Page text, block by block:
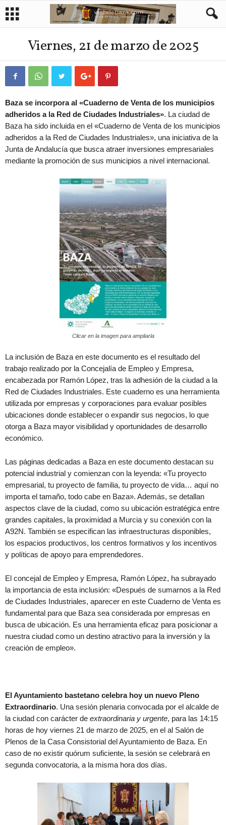
Viernes, 21 de marzo de 2025
Baza se incorpora al «Cuaderno de Venta de los municipios
adheridos a la Red de Ciudades Industriales». La ciudad de
Baza ha sido incluida en el «Cuaderno de Venta de los municipios
adheridos a la Red de Ciudades Industriales», una iniciativa de la
Junta de Andalucía que busca atraer inversiones empresariales
mediante la promoción de sus municipios a nivel internacional.
Clicar en la imagen para ampliarla
La inclusión de Baza en este documento es el resultado del
trabajo realizado por la Concejalía de Empleo y Empresa,
encabezada por Ramón López, tras la adhesión de la ciudad a la
Red de Ciudades Industriales. Este cuaderno es una herramienta
utilizada por empresas y corporaciones para evaluar posibles
ubicaciones donde establecer o expandir sus negocios, lo que
otorga a Baza mayor visibilidad y oportunidades de desarrollo
económico.
Las páginas dedicadas a Baza en este documento destacan su
potencial industrial y comienzan con la leyenda: «Tu proyecto
empresarial, tu proyecto de familia, tu proyecto de vida… aquí no
importa el tamaño, todo cabe en Baza». Además, se detallan
aspectos clave de la ciudad, como su ubicación estratégica entre
grandes capitales, la proximidad a Murcia y su conexión con la
A92N. También se especifican las infraestructuras disponibles,
los espacios productivos, los centros formativos y los incentivos
y políticas de apoyo para emprendedores.
El concejal de Empleo y Empresa, Ramón López, ha subrayado
la importancia de esta inclusión: «Después de sumarnos a la Red
de Ciudades Industriales, aparecer en este Cuaderno de Venta es
fundamental para que Baza sea considerada por empresas en
busca de ubicación. Es una herramienta eficaz para posicionar a
nuestra ciudad como un destino atractivo para la inversión y la
creación de empleo».
El Ayuntamiento bastetano celebra hoy un nuevo Pleno
Extraordinario. Una sesión plenaria convocada por el alcalde de
la ciudad con carácter de extraordinaria y urgente, para las 14:15
horas de hoy viernes 21 de marzo de 2025, en el al Salón de
Plenos de la Casa Consistorial del Ayuntamiento de Baza. En
caso de no existir quórum suficiente, la sesión se celebrará en
segunda convocatoria, a la misma hora dos días.